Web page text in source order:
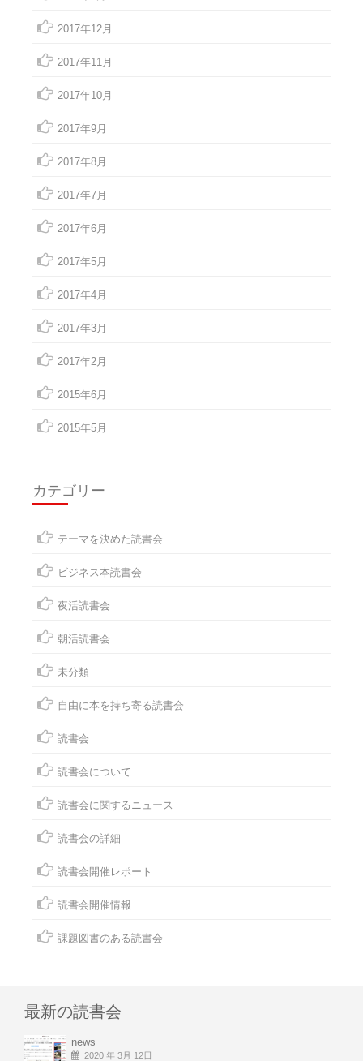
2017年12月
2017年11月
2017年10月
2017年9月
2017年8月
2017年7月
2017年6月
2017年5月
2017年4月
2017年3月
2017年2月
2015年6月
2015年5月
カテゴリー
テーマを決めた読書会
ビジネス本読書会
夜活読書会
朝活読書会
未分類
自由に本を持ち寄る読書会
読書会
読書会について
読書会に関するニュース
読書会の詳細
読書会開催レポート
読書会開催情報
課題図書のある読書会
最新の読書会
news
2020 年 3月 12日